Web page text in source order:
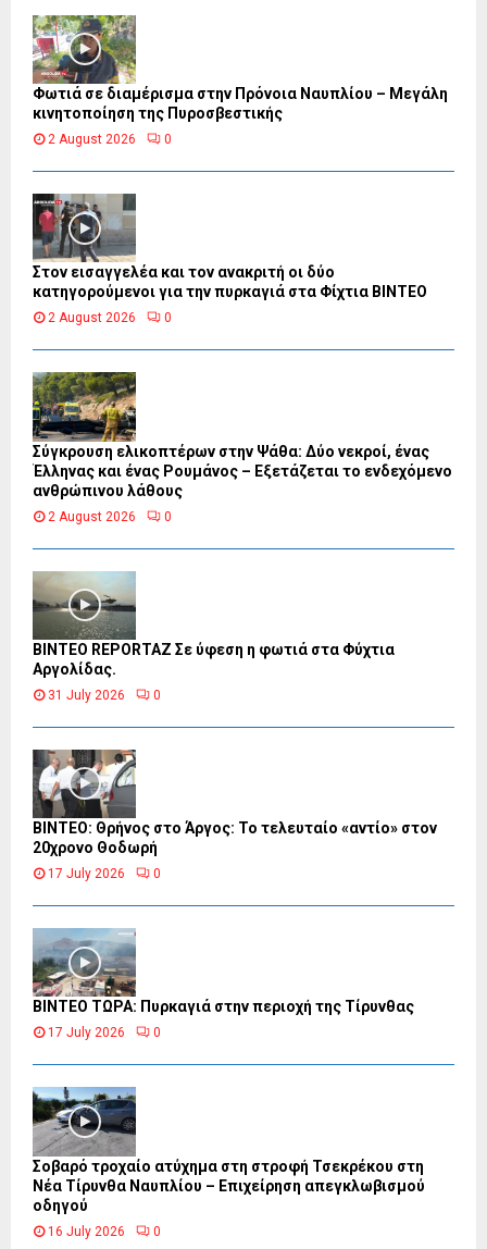
Φωτιά σε διαμέρισμα στην Πρόνοια Ναυπλίου – Μεγάλη
κινητοποίηση της Πυροσβεστικής
2 August 2026 0
Στον εισαγγελέα και τον ανακριτή οι δύο
κατηγορούμενοι για την πυρκαγιά στα Φίχτια ΒΙΝΤΕΟ
2 August 2026 0
Σύγκρουση ελικοπτέρων στην Ψάθα: Δύο νεκροί, ένας
Έλληνας και ένας Ρουμάνος – Εξετάζεται το ενδεχόμενο
ανθρώπινου λάθους
2 August 2026 0
BINTEO REPORTAZ Σε ύφεση η φωτιά στα Φύχτια
Αργολίδας.
31 July 2026 0
ΒΙΝΤΕΟ: Θρήνος στο Άργος: Το τελευταίο «αντίο» στον
20χρονο Θοδωρή
17 July 2026 0
ΒΙΝΤΕΟ ΤΩΡΑ: Πυρκαγιά στην περιοχή της Τίρυνθας
17 July 2026 0
Σοβαρό τροχαίο ατύχημα στη στροφή Τσεκρέκου στη
Νέα Τίρυνθα Ναυπλίου – Επιχείρηση απεγκλωβισμού
οδηγού
16 July 2026 0